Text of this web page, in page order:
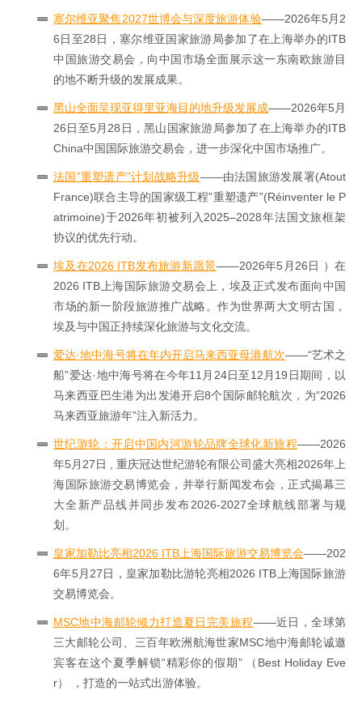
塞尔维亚聚焦2027世博会与深度旅游体验——2026年5月2
6日至28日，塞尔维亚国家旅游局参加了在上海举办的ITB
中国旅游交易会，向中国市场全面展示这一东南欧旅游目
的地不断升级的发展成果。
黑山全面呈现亚得里亚海目的地升级发展成——2026年5月
26日至5月28日，黑山国家旅游局参加了在上海举办的ITB
China中国国际旅游交易会，进一步深化中国市场推广。
法国”重塑遗产”计划战略升级——由法国旅游发展署(Atout
France)联合主导的国家级工程”重塑遗产”(Réinventer le P
atrimoine)于2026年初被列入2025–2028年法国文旅框架
协议的优先行动。
埃及在2026 ITB发布旅游新愿景——2026年5月26日 ）在
2026 ITB上海国际旅游交易会上，埃及正式发布面向中国
市场的新一阶段旅游推广战略。作为世界两大文明古国，
埃及与中国正持续深化旅游与文化交流。
爱达·地中海号将在年内开启马来西亚母港航次——“艺术之
船”爱达·地中海号将在今年11月24日至12月19日期间，以
马来西亚巴生港为出发港开启8个国际邮轮航次，为“2026
马来西亚旅游年”注入新活力。
世纪游轮：开启中国内河游轮品牌全球化新旅程——2026
年5月27日 , 重庆冠达世纪游轮有限公司盛大亮相2026年上
海国际旅游交易博览会，并举行新闻发布会，正式揭幕三
大全新产品线并同步发布2026-2027全球航线部署与规
划。
皇家加勒比亮相2026 ITB上海国际旅游交易博览会——202
6年5月27日，皇家加勒比游轮亮相2026 ITB上海国际旅游
交易博览会。
MSC地中海邮轮倾力打造夏日完美旅程——近日，全球第
三大邮轮公司、三百年欧洲航海世家MSC地中海邮轮诚邀
宾客在这个夏季解锁“精彩你的假期” （Best Holiday Eve
r） ，打造的一站式出游体验。